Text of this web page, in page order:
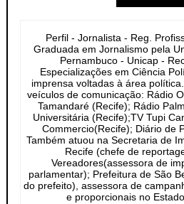
Perfil - Jornalista - Reg.
Graduada em Jornalismo pela
Pernambuco - Unicap -
Especializações em Ciência
imprensa voltadas à área
veículos de comunicação: Rádio
Tamandaré (Recife); Rádio
Universitária (Recife);TV Tupi
Commercio(Recife); Diário de
Também atuou na Secretaria de
Recife (chefe de
Vereadores(assessora de
parlamentar); Prefeitura de São
do prefeito), assessora de
e proporcionais no